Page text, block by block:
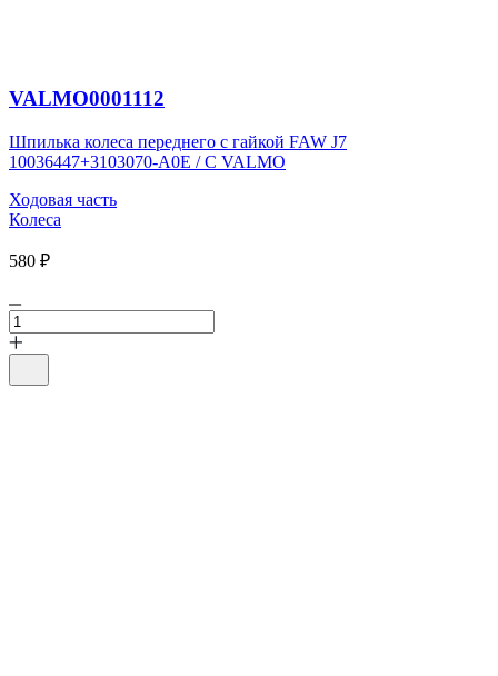
VALMO0001112
Шпилька колеса переднего с гайкой FAW J7
10036447+3103070-A0E / C VALMO
Ходовая часть
Колеса
580 ₽